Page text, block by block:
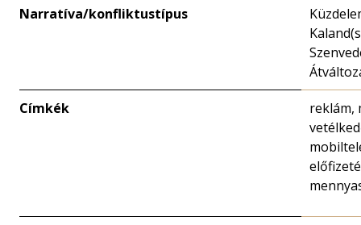
Narratíva/konfliktustípus
Címkék
reklám,